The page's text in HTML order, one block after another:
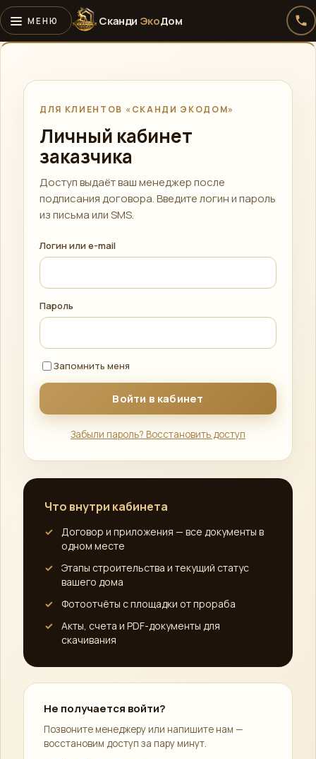
Сканди ЭкоДом
ДЛЯ КЛИЕНТОВ «СКАНДИ ЭКОДОМ»
Личный кабинет
заказчика
Доступ выдаёт ваш менеджер после
подписания договора. Введите логин и пароль
из письма или SMS.
Логин или e-mail
Пароль
Запомнить меня
Забыли пароль? Восстановить доступ
Что внутри кабинета
Договор и приложения — все документы в
одном месте
Этапы строительства и текущий статус
вашего дома
Фотоотчёты с площадки от прораба
Акты, счета и PDF-документы для
скачивания
Не получается войти?
Позвоните менеджеру или напишите нам —
восстановим доступ за пару минут.
Онлайн · консультирует по проектам, ценам и ипотеке
Telegram
WhatsApp
Напишите нам
ВКонтакте
Сообщество ›
Директ
MAX
Напишите нам ›
ПОЗВОНИТЬ
ПН–ПТ 09:00–18:00